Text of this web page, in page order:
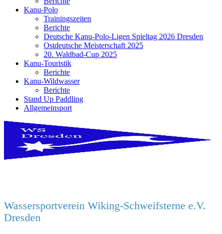
Kanu-Polo
Trainingszeiten
Berichte
Deutsche Kanu-Polo-Ligen Spieltag 2026 Dresden
Ostdeutsche Meisterschaft 2025
20. Waldbad-Cup 2025
Kanu-Touristik
Berichte
Kanu-Wildwasser
Berichte
Stand Up Paddling
Allgemeinsport
Wassersportverein Wiking-Schweifsterne e.V.
Dresden